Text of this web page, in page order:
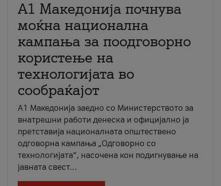
A1 Македонија почнува
моќна национална
кампања за поодговорно
користење на
технологијата во
сообраќајот
A1 Македонија заедно со Министерството за
внатрешни работи денеска и официјално ја
претставија националната општествено
одговорна кампања „Одговорно со
технологијата“, насочена кон подигнување на
јавната свест...